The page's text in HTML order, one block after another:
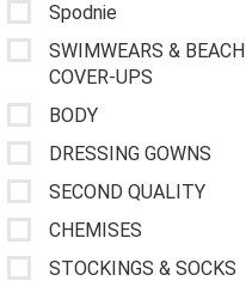
Spodnie
SWIMWEARS & BEACH
COVER-UPS
BODY
DRESSING GOWNS
SECOND QUALITY
CHEMISES
STOCKINGS & SOCKS